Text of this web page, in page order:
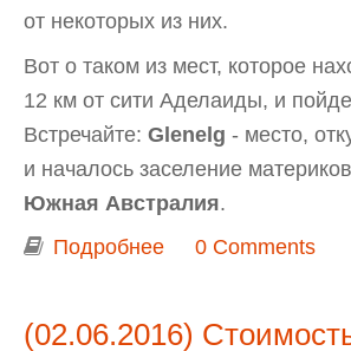
от некоторых из них.
Вот о таком из мест, которое
12 км от сити Аделаиды, и
Встречайте: Glenelg - место,
и началось заселение
Южная Австралия.
Подробнее о Гленелг (Glenelg)
0 Comments
(02.06.2016)